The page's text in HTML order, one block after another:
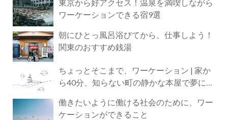
東京から好アクセス！温泉を満喫しながら
ワーケーションできる宿9選
朝にひとっ風呂浴びてから、仕事しよう！
関東のおすすめ銭湯
ちょっとそこまで、ワーケーション | 家か
ら40分、知らない町の静かな本屋で夢に近
働きたいように働ける社会のために、ワー
ケーションができること